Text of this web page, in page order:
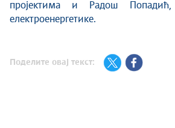
пројектима и Радош
електроенергетике.
Поделите овај текст: